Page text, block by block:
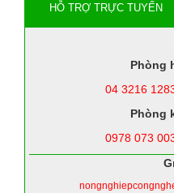
HỖ TRỢ TRỰC TUYẾN
Phòng
04 3216
Phòng
0978 073